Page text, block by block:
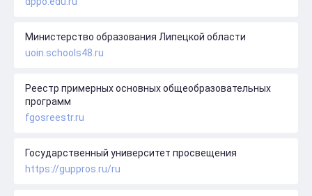
Министерство образования Липецкой области
uoin.schools48.ru
Реестр примерных основных общеобразовательных
программ
fgosreestr.ru
Государственный университет просвещения
https://guppros.ru/ru